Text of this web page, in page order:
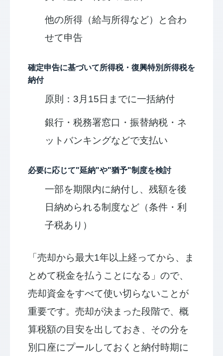
他の所得（給与所得など）と合わ
せて申告
確定申告に基づいて所得税・復興特別所得税を
納付
原則：3月15日までに一括納付
銀行・税務署窓口・振替納税・ネ
ットバンキングなどで支払い
必要に応じて"延納"や"猶予"制度を検討
一部を期限内に納付し、残額を後
日納められる制度など（条件・利
子税あり）
「売却から最大1年以上経ってから、ま
とめて税金を払うことになる」ので、
売却資金をすべて使い切らないことが
重要です。売却が決まった段階で、概
算税額の目安を出しておき、その分を
別口座にプールしておくと納付時期に